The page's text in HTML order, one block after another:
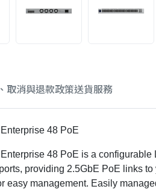
取消與退款政策送貨服務
48 PoE
48 PoE is a configurable
providing 2.5GbE PoE links
easy management. Easily